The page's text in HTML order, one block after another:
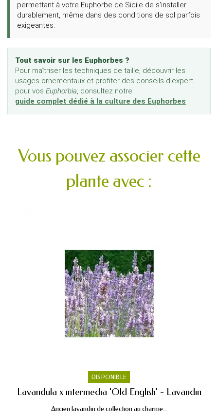
permettant à votre Euphorbe de Sicile de s'installer
durablement, même dans des conditions de sol parfois
exigeantes.
Tout savoir sur les Euphorbes ?
Pour maîtriser les techniques de taille, découvrir les
usages ornementaux et profiter des conseils d'expert
pour vos Euphorbia, consultez notre
guide complet dédié à la culture des Euphorbes .
Vous pouvez associer cette
plante avec :
DISPONIBLE
Lavandula x intermedia 'Old English' - Lavandin
Ancien lavandin de collection au charme...